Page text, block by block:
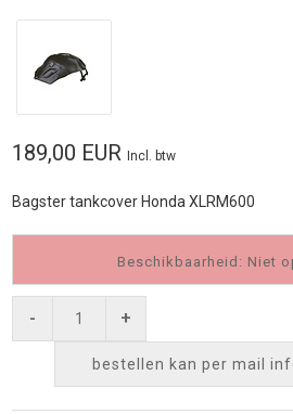
189,00 EUR Incl. btw
Bagster tankcover Honda XLRM600
Beschikbaarheid: Niet
- +
bestellen kan per mail